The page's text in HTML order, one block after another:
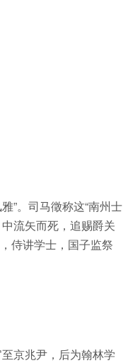
”。司马徵称这“南州士
流矢而死，追赐爵关
侍讲学士，国子监祭
京兆尹，后为翰林学